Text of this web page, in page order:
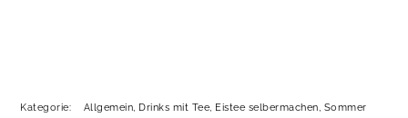
Kategorie: Allgemein, Drinks mit Tee, Eistee selbermachen, Sommer